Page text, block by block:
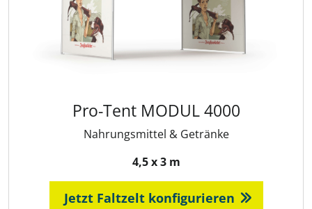
Pro-Tent MODUL 4000
Nahrungsmittel & Getränke
4,5 x 3 m
Jetzt Faltzelt konfigurieren